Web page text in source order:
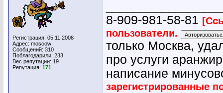
Регистрация: 05.11.2008
Адрес: moscow
Сообщений: 310
Поблагодарили: 233
Вес репутации: 19
Репутация: 171
8-909-981-58-81
пользователи.
только Москва,
про услуги
написание
зарегистрированные